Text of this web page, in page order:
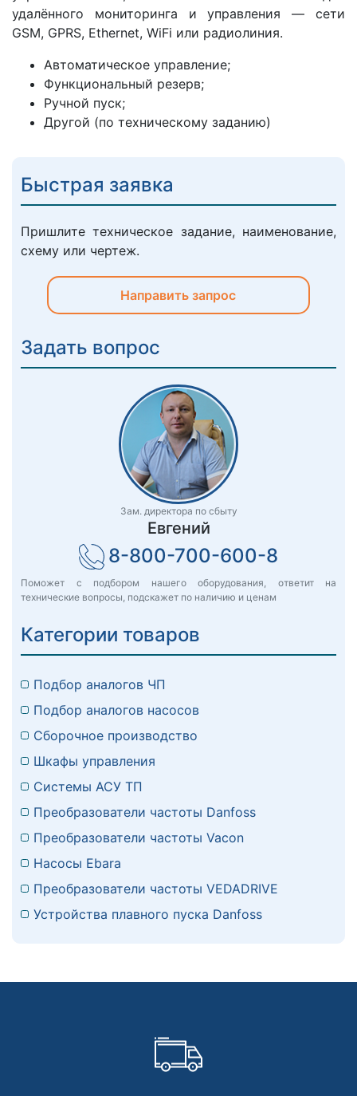
удалённого мониторинга и управления — сети
GSM, GPRS, Ethernet, WiFi или радиолиния.
Автоматическое управление;
Функциональный резерв;
Ручной пуск;
Другой (по техническому заданию)
Быстрая заявка
Пришлите техническое задание, наименование,
схему или чертеж.
Направить запрос
Задать вопрос
Зам. директора по сбыту
Евгений
8-800-700-600-8
Поможет с подбором нашего оборудования, ответит на
технические вопросы, подскажет по наличию и ценам
Категории товаров
Подбор аналогов ЧП
Подбор аналогов насосов
Сборочное производство
Шкафы управления
Системы АСУ ТП
Преобразователи частоты Danfoss
Преобразователи частоты Vacon
Насосы Ebara
Преобразователи частоты VEDADRIVE
Устройства плавного пуска Danfoss